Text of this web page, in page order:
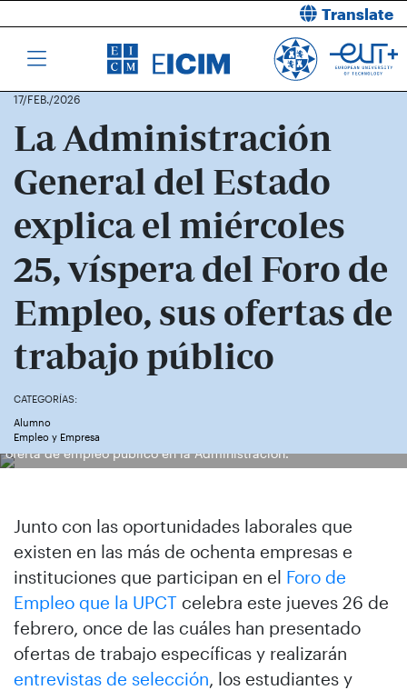
Translate
17/FEB./2026
La Administración
General del Estado
explica el miércoles
25, víspera del Foro de
Empleo, sus ofertas de
trabajo público
CATEGORÍAS:
Alumno
Empleo y Empresa
Estudiantes de la UPCT durante una charla en mayo pasado sobre
oferta de empleo público en la Administración.
Junto con las oportunidades laborales que
existen en las más de ochenta empresas e
instituciones que participan en el Foro de
Empleo que la UPCT celebra este jueves 26 de
febrero, once de las cuáles han presentado
ofertas de trabajo específicas y realizarán
entrevistas de selección, los estudiantes y